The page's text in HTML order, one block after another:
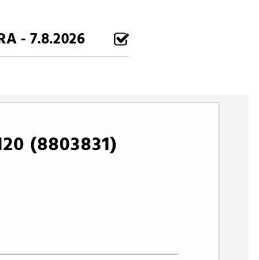
- 7.8.2026
(8803831)